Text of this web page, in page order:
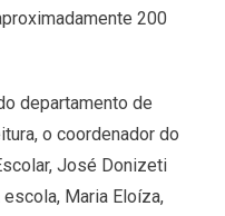
200
departamento de
o coordenador do
José Donizeti
Maria Eloíza,